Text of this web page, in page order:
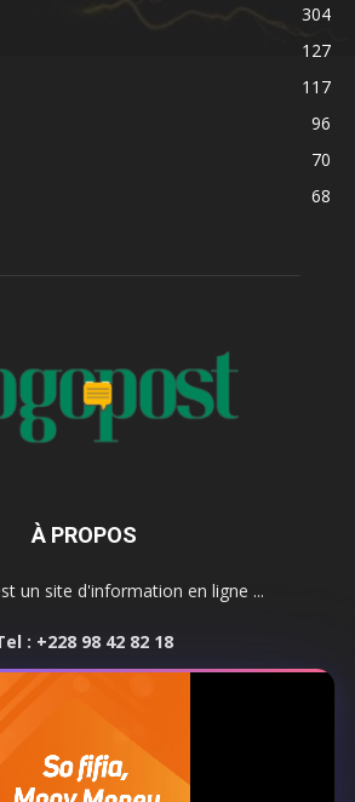
304
127
117
96
70
68
À PROPOS
un site d'information en ligne ...
: +228 98 42 82 18
SUIVEZ NOUS